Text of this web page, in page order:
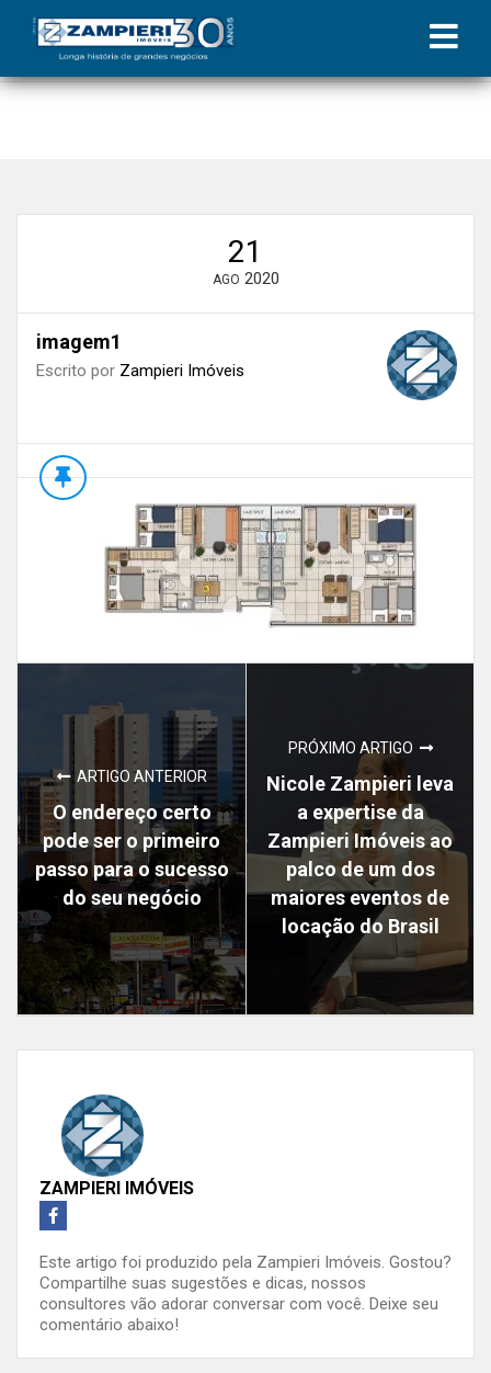
Início»Blog»Encontre a qualidade de vida no Grand Patio
Residence I»imagem1
21
AGO 2020
imagem1
Escrito por Zampieri Imóveis
ARTIGO ANTERIOR
O endereço certo
pode ser o primeiro
passo para o sucesso
do seu negócio
PRÓXIMO ARTIGO
Nicole Zampieri leva
a expertise da
Zampieri Imóveis ao
palco de um dos
maiores eventos de
locação do Brasil
ZAMPIERI IMÓVEIS
Este artigo foi produzido pela Zampieri Imóveis. Gostou?
Compartilhe suas sugestões e dicas, nossos
consultores vão adorar conversar com você. Deixe seu
comentário abaixo!